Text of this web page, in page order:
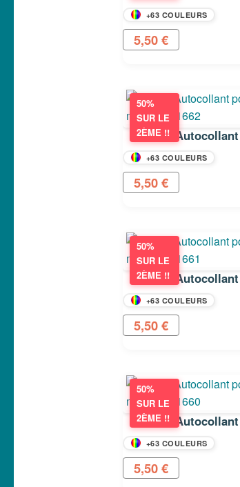
+63 COULEURS
5,50€
50%
SUR LE
2ÈME !!
+63 COULEURS
5,50€
50%
SUR LE
2ÈME !!
+63 COULEURS
5,50€
50%
SUR LE
2ÈME !!
+63 COULEURS
5,50€